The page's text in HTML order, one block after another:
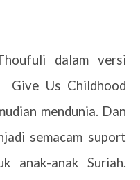
dalam versi
Give Us Childhood
mendunia. Dan
semacam suport
anak-anak Suriah.